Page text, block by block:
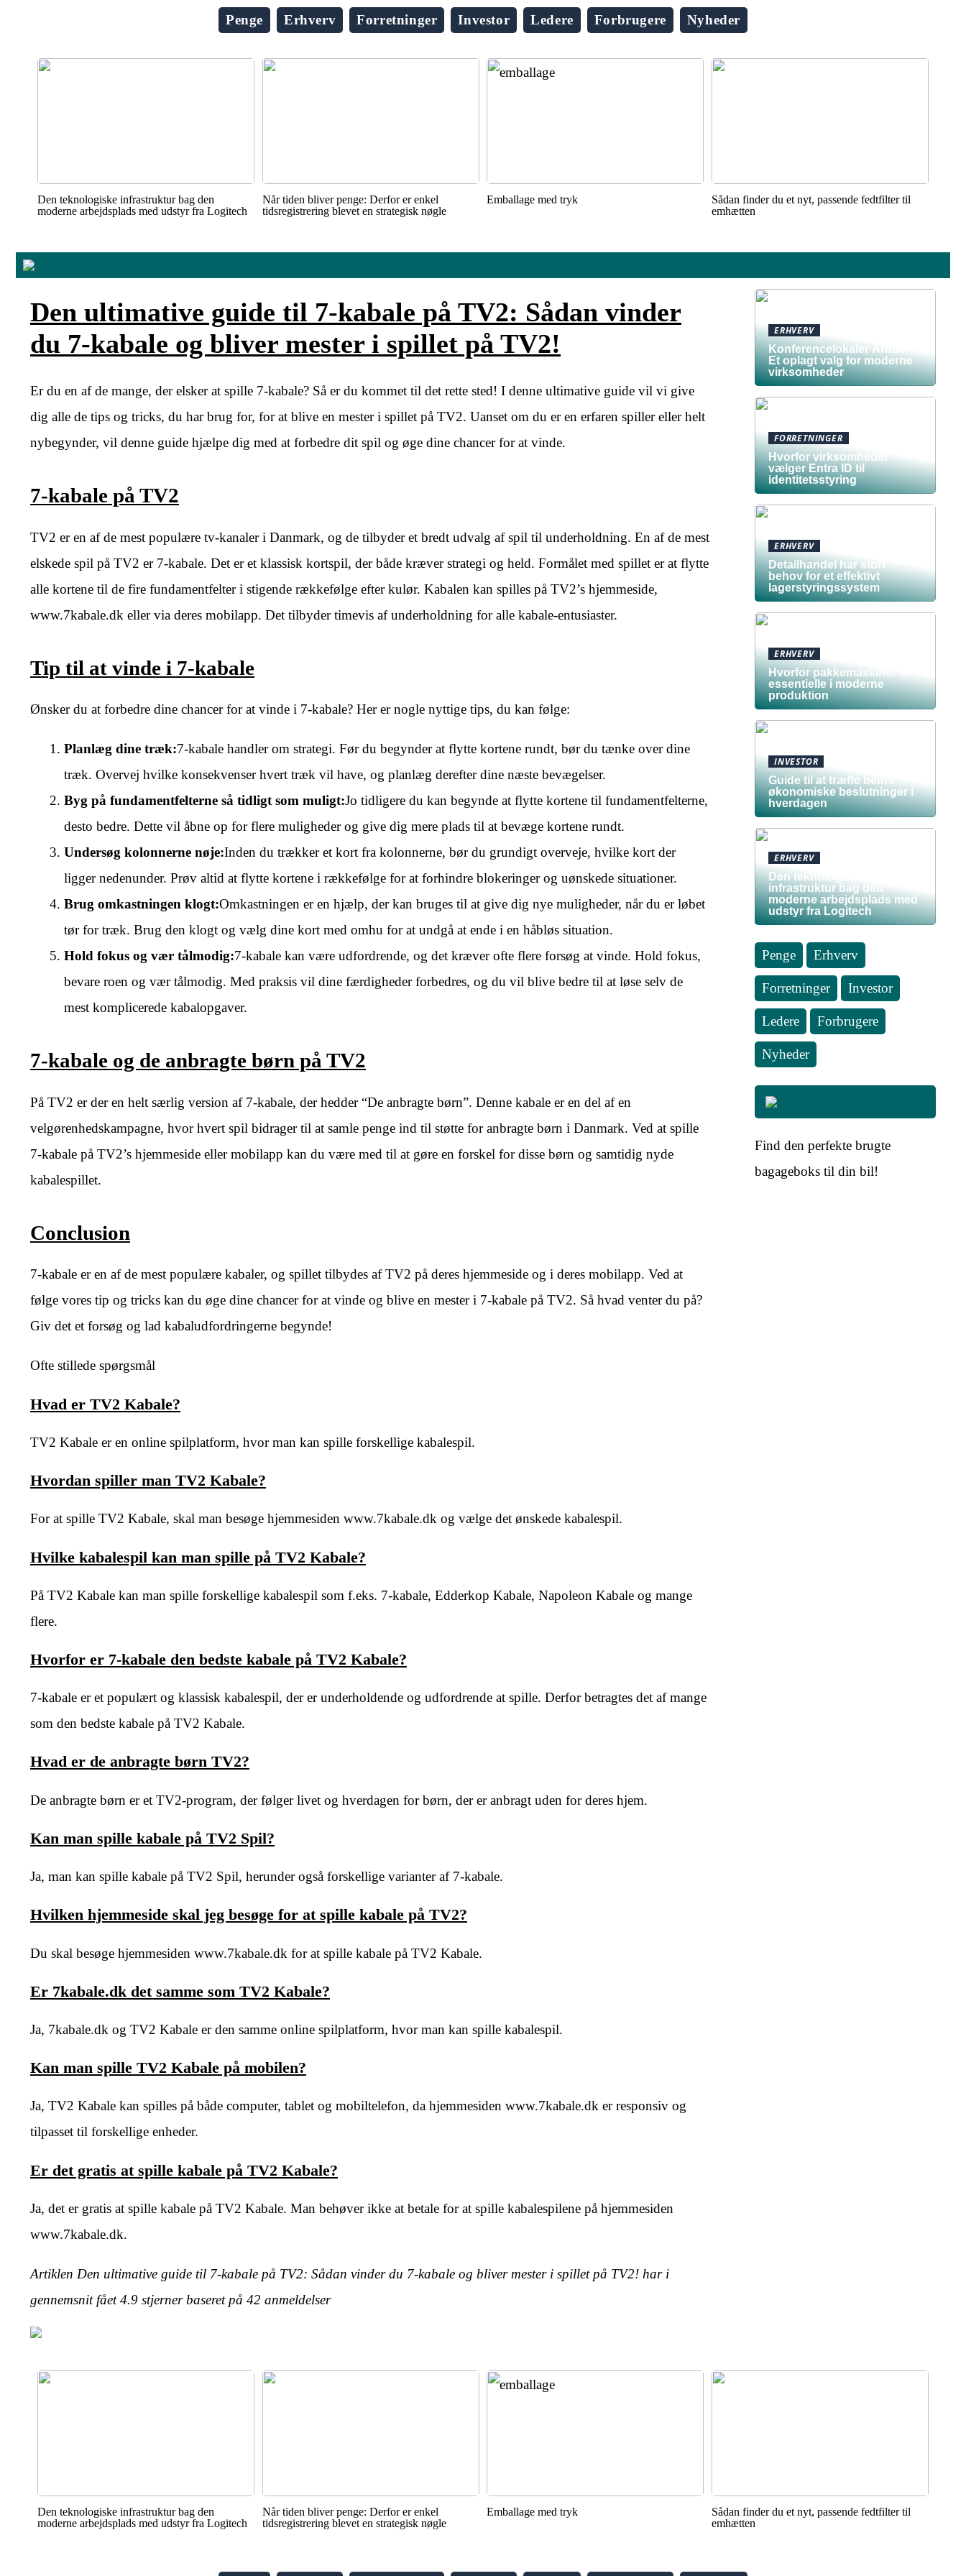
Penge Erhverv Forretninger Investor Ledere Forbrugere Nyheder
Den teknologiske infrastruktur bag den
moderne arbejdsplads med udstyr fra Logitech
Når tiden bliver penge: Derfor er enkel
tidsregistrering blevet en strategisk nøgle
Emballage med tryk
Sådan finder du et nyt, passende fedtfilter til
emhætten
Den ultimative guide til 7-kabale på TV2: Sådan vinder
du 7-kabale og bliver mester i spillet på TV2!
Er du en af de mange, der elsker at spille 7-kabale? Så er du kommet til det rette sted! I denne ultimative guide vil vi give
dig alle de tips og tricks, du har brug for, for at blive en mester i spillet på TV2. Uanset om du er en erfaren spiller eller helt
nybegynder, vil denne guide hjælpe dig med at forbedre dit spil og øge dine chancer for at vinde.
7-kabale på TV2
TV2 er en af de mest populære tv-kanaler i Danmark, og de tilbyder et bredt udvalg af spil til underholdning. En af de mest
elskede spil på TV2 er 7-kabale. Det er et klassisk kortspil, der både kræver strategi og held. Formålet med spillet er at flytte
alle kortene til de fire fundamentfelter i stigende rækkefølge efter kulør. Kabalen kan spilles på TV2’s hjemmeside,
www.7kabale.dk eller via deres mobilapp. Det tilbyder timevis af underholdning for alle kabale-entusiaster.
Tip til at vinde i 7-kabale
Ønsker du at forbedre dine chancer for at vinde i 7-kabale? Her er nogle nyttige tips, du kan følge:
Planlæg dine træk:7-kabale handler om strategi. Før du begynder at flytte kortene rundt, bør du tænke over dine
træk. Overvej hvilke konsekvenser hvert træk vil have, og planlæg derefter dine næste bevægelser.
Byg på fundamentfelterne så tidligt som muligt:Jo tidligere du kan begynde at flytte kortene til fundamentfelterne,
desto bedre. Dette vil åbne op for flere muligheder og give dig mere plads til at bevæge kortene rundt.
Undersøg kolonnerne nøje:Inden du trækker et kort fra kolonnerne, bør du grundigt overveje, hvilke kort der
ligger nedenunder. Prøv altid at flytte kortene i rækkefølge for at forhindre blokeringer og uønskede situationer.
Brug omkastningen klogt:Omkastningen er en hjælp, der kan bruges til at give dig nye muligheder, når du er løbet
tør for træk. Brug den klogt og vælg dine kort med omhu for at undgå at ende i en håbløs situation.
Hold fokus og vær tålmodig:7-kabale kan være udfordrende, og det kræver ofte flere forsøg at vinde. Hold fokus,
bevare roen og vær tålmodig. Med praksis vil dine færdigheder forbedres, og du vil blive bedre til at løse selv de
mest komplicerede kabalopgaver.
7-kabale og de anbragte børn på TV2
På TV2 er der en helt særlig version af 7-kabale, der hedder “De anbragte børn”. Denne kabale er en del af en
velgørenhedskampagne, hvor hvert spil bidrager til at samle penge ind til støtte for anbragte børn i Danmark. Ved at spille
7-kabale på TV2’s hjemmeside eller mobilapp kan du være med til at gøre en forskel for disse børn og samtidig nyde
kabalespillet.
Conclusion
7-kabale er en af de mest populære kabaler, og spillet tilbydes af TV2 på deres hjemmeside og i deres mobilapp. Ved at
følge vores tip og tricks kan du øge dine chancer for at vinde og blive en mester i 7-kabale på TV2. Så hvad venter du på?
Giv det et forsøg og lad kabaludfordringerne begynde!
Ofte stillede spørgsmål
Hvad er TV2 Kabale?
TV2 Kabale er en online spilplatform, hvor man kan spille forskellige kabalespil.
Hvordan spiller man TV2 Kabale?
For at spille TV2 Kabale, skal man besøge hjemmesiden www.7kabale.dk og vælge det ønskede kabalespil.
Hvilke kabalespil kan man spille på TV2 Kabale?
På TV2 Kabale kan man spille forskellige kabalespil som f.eks. 7-kabale, Edderkop Kabale, Napoleon Kabale og mange
flere.
Hvorfor er 7-kabale den bedste kabale på TV2 Kabale?
7-kabale er et populært og klassisk kabalespil, der er underholdende og udfordrende at spille. Derfor betragtes det af mange
som den bedste kabale på TV2 Kabale.
Hvad er de anbragte børn TV2?
De anbragte børn er et TV2-program, der følger livet og hverdagen for børn, der er anbragt uden for deres hjem.
Kan man spille kabale på TV2 Spil?
Ja, man kan spille kabale på TV2 Spil, herunder også forskellige varianter af 7-kabale.
Hvilken hjemmeside skal jeg besøge for at spille kabale på TV2?
Du skal besøge hjemmesiden www.7kabale.dk for at spille kabale på TV2 Kabale.
Er 7kabale.dk det samme som TV2 Kabale?
Ja, 7kabale.dk og TV2 Kabale er den samme online spilplatform, hvor man kan spille kabalespil.
Kan man spille TV2 Kabale på mobilen?
Ja, TV2 Kabale kan spilles på både computer, tablet og mobiltelefon, da hjemmesiden www.7kabale.dk er responsiv og
tilpasset til forskellige enheder.
Er det gratis at spille kabale på TV2 Kabale?
Ja, det er gratis at spille kabale på TV2 Kabale. Man behøver ikke at betale for at spille kabalespilene på hjemmesiden
www.7kabale.dk.
Artiklen Den ultimative guide til 7-kabale på TV2: Sådan vinder du 7-kabale og bliver mester i spillet på TV2! har i
gennemsnit fået4.9 stjerner baseret på 42 anmeldelser
ERHVERV
Konferencelokaler Århus –
Et oplagt valg for moderne
virksomheder
FORRETNINGER
Hvorfor virksomheder
vælger Entra ID til
identitetsstyring
ERHVERV
Detailhandel har stort
behov for et effektivt
lagerstyringssystem
ERHVERV
Hvorfor pakkemaskiner er
essentielle i moderne
produktion
INVESTOR
Guide til at træffe bedre
økonomiske beslutninger i
hverdagen
ERHVERV
Den teknologiske
infrastruktur bag den
moderne arbejdsplads med
udstyr fra Logitech
Penge Erhverv
Forretninger Investor
Ledere Forbrugere
Nyheder
Find den perfekte brugte
bagageboks til din bil!
Den teknologiske infrastruktur bag den
moderne arbejdsplads med udstyr fra Logitech
Når tiden bliver penge: Derfor er enkel
tidsregistrering blevet en strategisk nøgle
Emballage med tryk
Sådan finder du et nyt, passende fedtfilter til
emhætten